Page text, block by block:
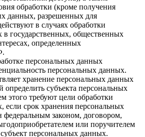
обработки (кроме получения
данных, разрешенных для
в случаях обработки
государственных, общественных
определенных
персональных данных
персональных данных.
хранение персональных данных
субъекта персональных
этого требуют цели обработки
если срок хранения персональных
федеральным законом, договором,
или поручителем
персональных данных.